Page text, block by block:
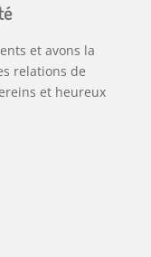
et avons la
relations de
et heureux